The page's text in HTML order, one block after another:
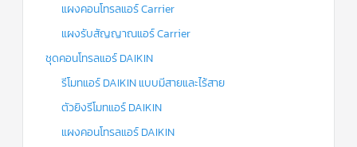
แผงคอนโทรลแอร์ Carrier
แผงรับสัญญาณแอร์ Carrier
ชุดคอนโทรลแอร์ DAIKIN
รีโมทแอร์ DAIKIN แบบมีสายและไร้สาย
ตัวยิงรีโมทแอร์ DAIKIN
แผงคอนโทรลแอร์ DAIKIN